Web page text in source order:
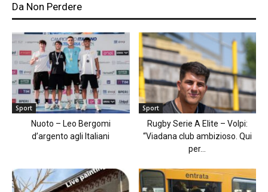
Da Non Perdere
Sport
Nuoto – Leo Bergomi
d’argento agli Italiani
Sport
Rugby Serie A Elite – Volpi:
“Viadana club ambizioso. Qui
per...